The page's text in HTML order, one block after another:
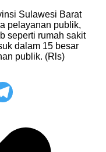
Sulawesi Barat
pelayanan publik,
seperti rumah sakit
dalam 15 besar
publik. (Rls)